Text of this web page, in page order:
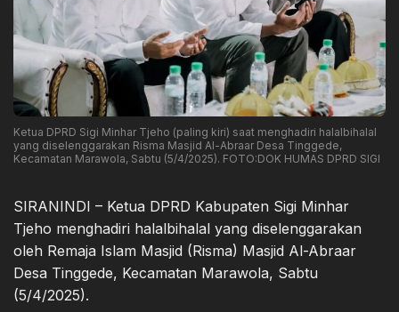
Ketua DPRD Sigi Minhar Tjeho (paling kiri) saat menghadiri halalbihalal
yang diselenggarakan Risma Masjid Al-Abraar Desa Tinggede,
Kecamatan Marawola, Sabtu (5/4/2025). FOTO:DOK HUMAS DPRD SIGI
SIRANINDI – Ketua DPRD Kabupaten Sigi Minhar
Tjeho menghadiri halalbihalal yang diselenggarakan
oleh Remaja Islam Masjid (Risma) Masjid Al-Abraar
Desa Tinggede, Kecamatan Marawola, Sabtu
(5/4/2025).